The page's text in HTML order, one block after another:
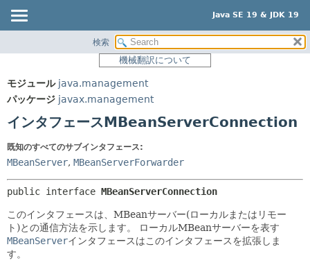
Java SE 19 & JDK 19
パッケージ
使用
ツリー
新規
非推奨
索引
ヘルプ
サマリー:
ネスト済
メソッド
詳細:
コンストラクタ
メソッド
検索
機械翻訳について
モジュール java.management
パッケージ javax.management
インタフェースMBeanServerConnection
既知のすべてのサブインタフェース:
MBeanServer, MBeanServerForwarder
public interface MBeanServerConnection
このインタフェースは、MBeanサーバー(ローカルまたはリモー
ト)との通信方法を示します。
ローカルMBeanサーバーを表す
MBeanServerインタフェースはこのインタフェースを拡張しま
す。